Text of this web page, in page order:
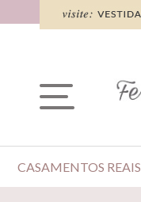
CASAMENTOS REAIS